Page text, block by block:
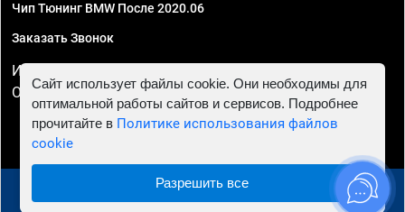
Чип Тюнинг BMW После 2020.06
Заказать Звонок
ИП Смирнов Георгий Павлович. ИНН 781302555843,
ОГРНИП 324470400032610
© 2010 - 2026 Чип тюнинг в Владимире - Автосервис
Сайт использует файлы cookie. Они необходимы для
оптимальной работы сайтов и сервисов. Подробнее
прочитайте в Политике использования файлов
cookie
Разрешить все